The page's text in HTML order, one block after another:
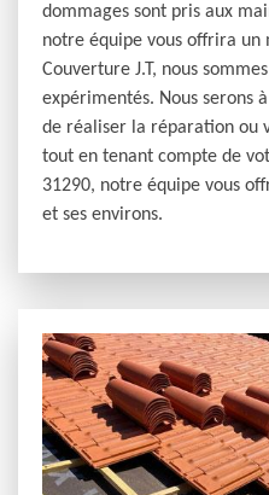
dommages sont pris aux
notre équipe vous offrira un
Couverture J.T, nous
expérimentés. Nous serons
de réaliser la réparation ou
tout en tenant compte de
31290, notre équipe vous
et ses environs.